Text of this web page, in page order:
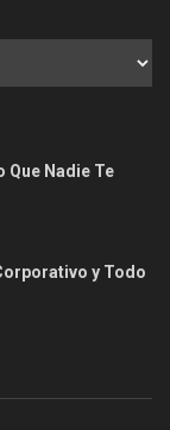
Nadie Te
y Todo